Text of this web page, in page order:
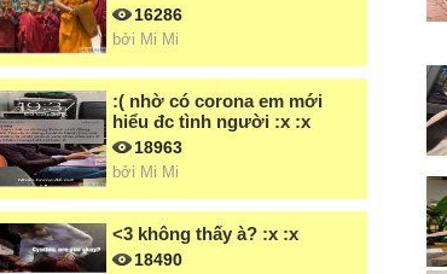
16286
bởi Mi Mi
:( nhờ có corona em mới
hiểu đc tình người :x :x
18963
bởi Mi Mi
<3 không thấy à? :x :x
18490